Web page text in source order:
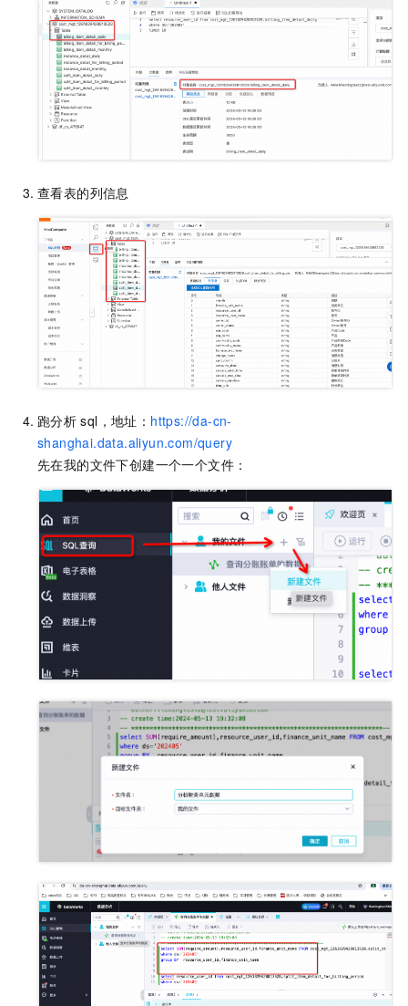
查看表的列信息
跑分析 sql，地址： https://da-cn-
shanghai.data.aliyun.com/query
先在我的文件下创建一个一个文件：